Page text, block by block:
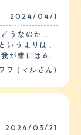
2024/04/1
どうなのか…
いうよりは、
ワはその中で
らしく、付い
。 チワ
アピールをし
ワ (マルさん)
2024/03/21